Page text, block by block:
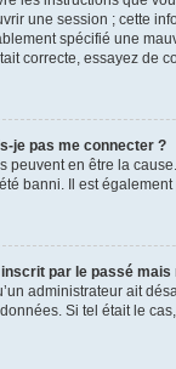
une session ; cette
spécifié une
correcte, essayez de
je pas me connecter ?
peuvent en être la
banni. Il est
inscrit par le passé
administrateur ait
Si tel était le